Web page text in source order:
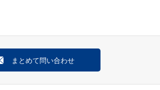
まとめて問い合わせ